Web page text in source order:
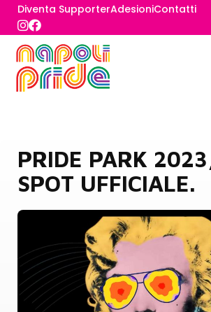
Diventa SupporterAdesioniContatti
PRIDE PARK
SPOT UFFICIALE.